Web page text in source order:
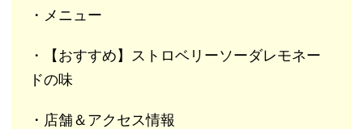
・メニュー
・【おすすめ】ストロベリーソーダレモネー
ドの味
・店舗＆アクセス情報